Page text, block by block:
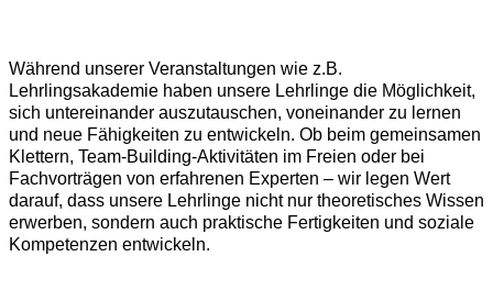
Während unserer Veranstaltungen wie z.B.
Lehrlingsakademie haben unsere Lehrlinge die Möglichkeit,
sich untereinander auszutauschen, voneinander zu lernen
und neue Fähigkeiten zu entwickeln. Ob beim gemeinsamen
Klettern, Team-Building-Aktivitäten im Freien oder bei
Fachvorträgen von erfahrenen Experten – wir legen Wert
darauf, dass unsere Lehrlinge nicht nur theoretisches Wissen
erwerben, sondern auch praktische Fertigkeiten und soziale
Kompetenzen entwickeln.